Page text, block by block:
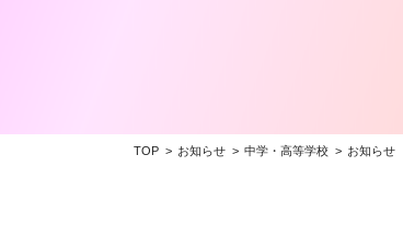
TOP お知らせ 中学・高等学校 お知らせ